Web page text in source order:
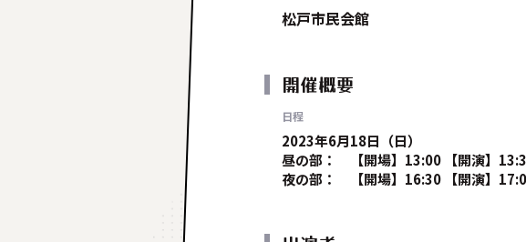
松戸市民会館
開催概要
日程
2023年6月18日（日）
昼の部： 【開場】13:00 【開演】
夜の部： 【開場】16:30 【開演】